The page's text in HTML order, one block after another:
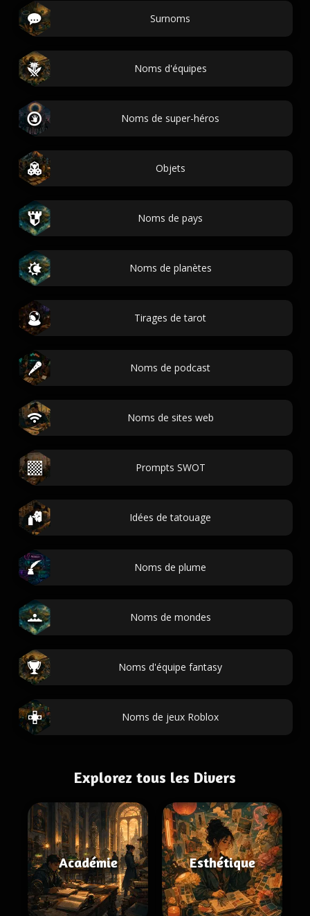
Surnoms
Noms d'équipes
Noms de super-héros
Objets
Noms de pays
Noms de planètes
Tirages de tarot
Noms de podcast
Noms de sites web
Prompts SWOT
Idées de tatouage
Noms de plume
Noms de mondes
Noms d'équipe fantasy
Noms de jeux Roblox
Explorez tous les Divers
Académie Esthétique